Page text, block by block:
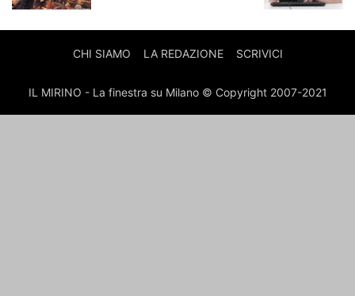
CHI SIAMO LA REDAZIONE SCRIVICI
IL MIRINO - La finestra su Milano © Copyright 2007-2021